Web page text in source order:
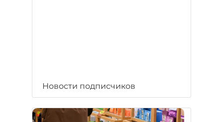
Новости подписчиков